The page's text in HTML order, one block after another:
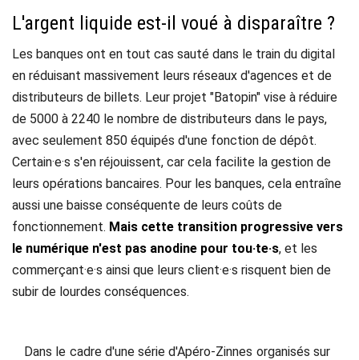
L'argent liquide est-il voué à disparaître ?
Les banques ont en tout cas sauté dans le train du digital
en réduisant massivement leurs réseaux d'agences et de
distributeurs de billets. Leur projet "Batopin" vise à réduire
de 5000 à 2240 le nombre de distributeurs dans le pays,
avec seulement 850 équipés d'une fonction de dépôt.
Certain·e·s s'en réjouissent, car cela facilite la gestion de
leurs opérations bancaires. Pour les banques, cela entraîne
aussi une baisse conséquente de leurs coûts de
fonctionnement. Mais cette transition progressive vers
le numérique n'est pas anodine pour tou·te·s, et les
commerçant·e·s ainsi que leurs client·e·s risquent bien de
subir de lourdes conséquences.
Dans le cadre d'une série d'Apéro-Zinnes organisés sur